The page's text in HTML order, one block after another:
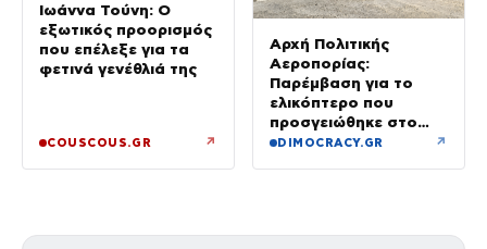
Ιωάννα Τούνη: Ο
εξωτικός προορισμός
που επέλεξε για τα
φετινά γενέθλιά της
COUSCOUS.GR ↗
Αρχή Πολιτικής
Αεροπορίας:
Παρέμβαση για το
ελικόπτερο που
προσγειώθηκε στο
Σαρακήνικο της
DIMOCRACY.GR ↗